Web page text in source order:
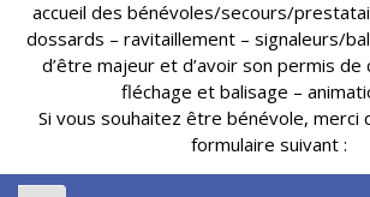
accueil des bénévoles/secours/
dossards – ravitaillement – signaleurs/
d’être majeur et d’avoir son permis de
fléchage et balisage –
Si vous souhaitez être bénévole, merci
formulaire suivant :